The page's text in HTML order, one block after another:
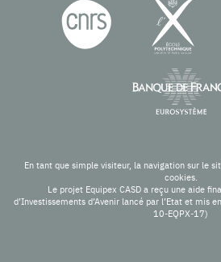
En tant que simple visiteur, la navigation sur le
cookies.
Le projet Equipex CASD a reçu une aide
d’Investissements d’Avenir lancé par l’Etat et mis
10-EQPX-17)